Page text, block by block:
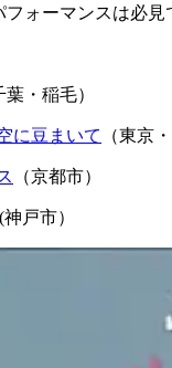
ォーマンスは必見
葉・稲毛）
に豆まいて （東京
（京都市）
(神戸市）